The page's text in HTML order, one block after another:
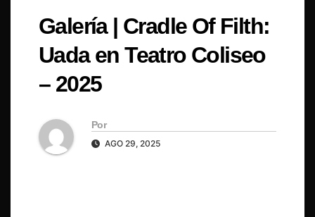
Galería | Cradle Of Filth:
Uada en Teatro Coliseo
– 2025
Por
AGO 29, 2025